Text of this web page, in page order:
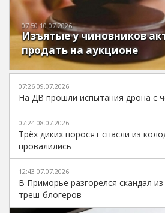
07:50 10.07.2026
Изъятые у чиновников
продать на аукционе
07:26 09.07.2026
На ДВ прошли испытания дрона с
07:24 08.07.2026
Трёх диких поросят спасли из
провалились
12:43 07.07.2026
В Приморье разгорелся скандал
треш-блогеров